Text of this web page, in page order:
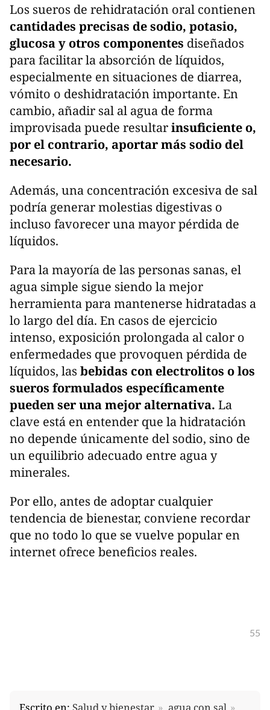
Los sueros de rehidratación oral contienen
cantidades precisas de sodio, potasio,
glucosa y otros componentes diseñados
para facilitar la absorción de líquidos,
especialmente en situaciones de diarrea,
vómito o deshidratación importante. En
cambio, añadir sal al agua de forma
improvisada puede resultarinsuficiente o,
por el contrario, aportar más sodio del
necesario.
Además, una concentración excesiva de sal
podría generar molestias digestivas o
incluso favorecer una mayor pérdida de
líquidos.
Para la mayoría de las personas sanas, el
agua simple sigue siendo la mejor
herramienta para mantenerse hidratadas a
lo largo del día. En casos de ejercicio
intenso, exposición prolongada al calor o
enfermedades que provoquen pérdida de
líquidos, las bebidas con electrolitos o los
sueros formulados específicamente
pueden ser una mejor alternativa. La
clave está en entender que la hidratación
no depende únicamente del sodio, sino de
un equilibrio adecuado entre agua y
minerales.
Por ello, antes de adoptar cualquier
tendencia de bienestar, conviene recordar
que no todo lo que se vuelve popular en
internet ofrece beneficios reales.
55